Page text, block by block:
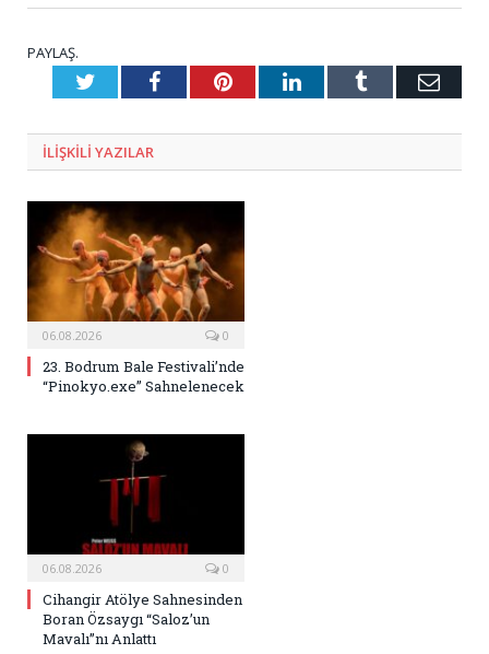
PAYLAŞ.
TwitterFacebookPinterestLinkedInTumblr E-
ILIŞKILI YAZILAR
06.08.2026 0
23. Bodrum Bale Festivali’nde
“Pinokyo.exe” Sahnelenecek
06.08.2026 0
Cihangir Atölye Sahnesinden
Boran Özsaygı “Saloz’un
Mavalı”nı Anlattı